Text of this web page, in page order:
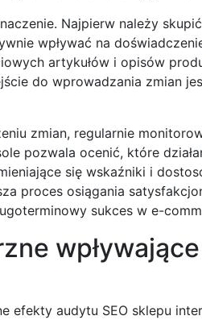
Najpierw należy
wpływać na
artykułów i opisów
do wprowadzania zmian
zmian, regularnie
pozwala ocenić, które
się wskaźniki i
proces osiągania
sukces w e-
efekty audytu SEO sklepu